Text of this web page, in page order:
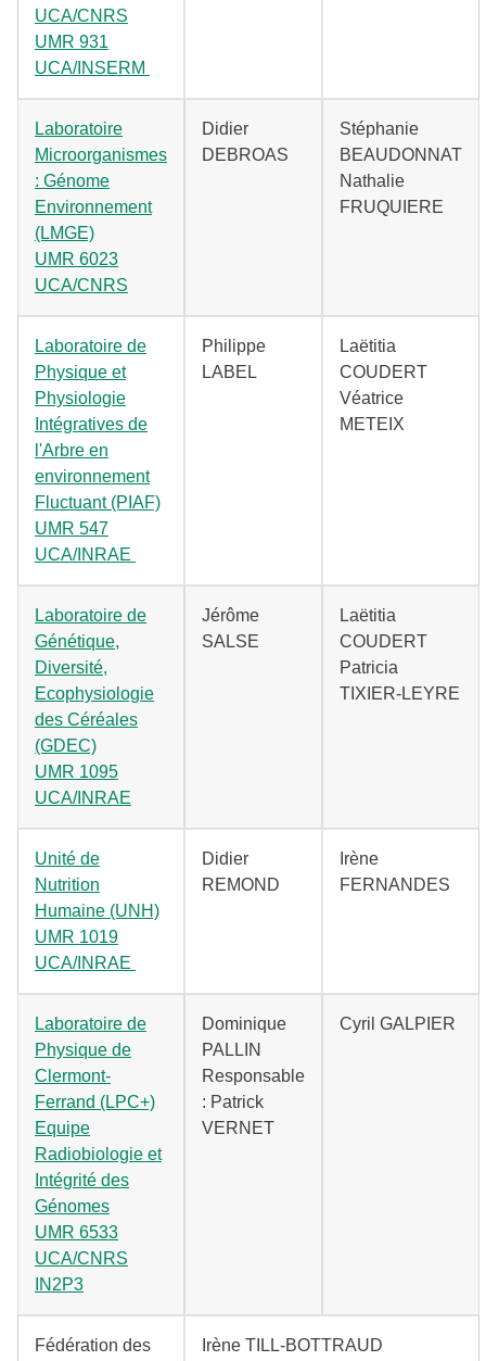
UCA/CNRS
UMR 931
UCA/INSERM
Laboratoire
Microorganismes
: Génome
Environnement
(LMGE)
UMR 6023
UCA/CNRS
Didier
DEBROAS
Stéphanie
BEAUDONNAT
Nathalie
FRUQUIERE
Laboratoire de
Physique et
Physiologie
Intégratives de
l'Arbre en
environnement
Fluctuant (PIAF)
UMR 547
UCA/INRAE
Philippe
LABEL
Laëtitia
COUDERT
Véatrice
METEIX
Laboratoire de
Génétique,
Diversité,
Ecophysiologie
des Céréales
(GDEC)
UMR 1095
UCA/INRAE
Jérôme
SALSE
Laëtitia
COUDERT
Patricia
TIXIER-LEYRE
Unité de
Nutrition
Humaine (UNH)
UMR 1019
UCA/INRAE
Didier
REMOND
Irène
FERNANDES
Laboratoire de
Physique de
Clermont-
Ferrand (LPC+)
Equipe
Radiobiologie et
Intégrité des
Génomes
UMR 6533
UCA/CNRS
IN2P3
Dominique
PALLIN
Responsable
: Patrick
VERNET
Cyril GALPIER
Fédération des
Irène TILL-BOTTRAUD